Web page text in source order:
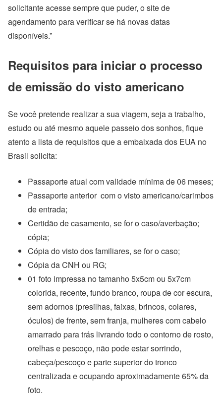
solicitante acesse sempre que puder, o site de
agendamento para verificar se há novas datas
disponíveis.”
Requisitos para iniciar o processo
de emissão do visto americano
Se você pretende realizar a sua viagem, seja a trabalho,
estudo ou até mesmo aquele passeio dos sonhos, fique
atento a lista de requisitos que a embaixada dos EUA no
Brasil solicita:
Passaporte atual com validade mínima de 06 meses;
Passaporte anterior com o visto americano/carimbos
de entrada;
Certidão de casamento, se for o caso/averbação;
cópia;
Cópia do visto dos familiares, se for o caso;
Cópia da CNH ou RG;
01 foto impressa no tamanho 5x5cm ou 5x7cm
colorida, recente, fundo branco, roupa de cor escura,
sem adornos (presilhas, faixas, brincos, colares,
óculos) de frente, sem franja, mulheres com cabelo
amarrado para trás livrando todo o contorno de rosto,
orelhas e pescoço, não pode estar sorrindo,
cabeça/pescoço e parte superior do tronco
centralizada e ocupando aproximadamente 65% da
foto.